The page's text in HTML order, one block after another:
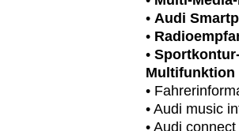
• Audi
•
•
Multifunktion
•
• Audi music
• Audi connect